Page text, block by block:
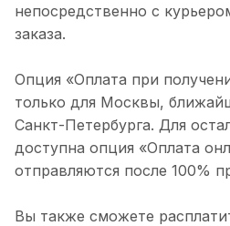
непосредственно с
заказа.
Опция «Оплата при
только для Москвы,
Санкт-Петербурга. Для
доступна опция «Оплата
отправляются после 100%
Вы также сможете